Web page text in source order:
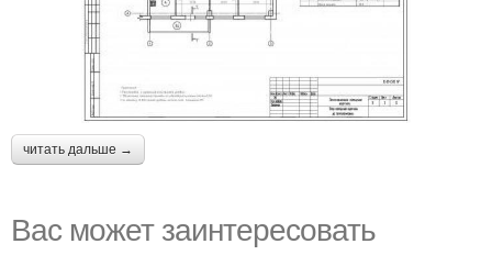
читать дальше →
Вас может заинтересовать